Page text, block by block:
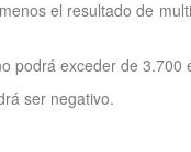
el resultado de
podrá exceder de 3.700
ser negativo.